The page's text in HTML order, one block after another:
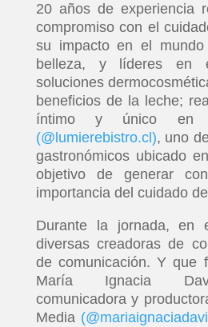
20 años de experiencia
compromiso con el
su impacto en el
belleza, y líderes en
soluciones
beneficios de la leche;
íntimo y único en
(@lumierebistro.cl), uno
gastronómicos ubicado
objetivo de generar
importancia del cuidado
Durante la jornada, en
diversas creadoras de
de comunicación. Y que
María Ignacia
comunicadora y
Media